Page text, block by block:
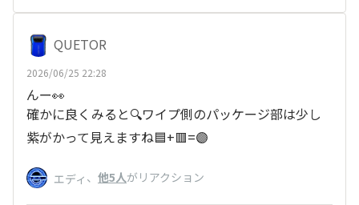
QUETOR
2026/06/25 22:28
んー👀
確かに良くみると🔍️ワイプ側のパッケージ部は少し
紫がかって見えますね🟦+🟥=🟣
エディ 、 他5人がリアクション